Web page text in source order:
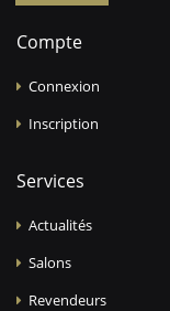
Compte
Connexion
Inscription
Services
Actualités
Salons
Revendeurs